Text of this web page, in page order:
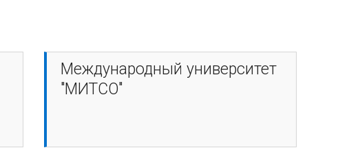
Международный университет
"МИТСО"